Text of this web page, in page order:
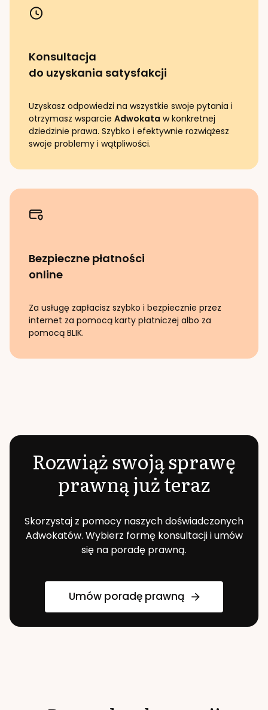
Konsultacja
do uzyskania satysfakcji
Uzyskasz odpowiedzi na wszystkie swoje pytania i
otrzymasz wsparcie Adwokata w konkretnej
dziedzinie prawa. Szybko i efektywnie rozwiążesz
swoje problemy i wątpliwości.
Bezpieczne płatności
online
Za usługę zapłacisz szybko i bezpiecznie przez
internet za pomocą karty płatniczej albo za
pomocą BLIK.
Rozwiąż swoją sprawę
prawną już teraz
Skorzystaj z pomocy naszych doświadczonych
Adwokatów. Wybierz formę konsultacji i umów
się na poradę prawną.
Umów poradę prawną